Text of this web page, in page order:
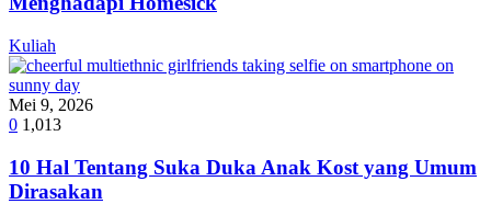
Kuliah
Mei 9, 2026
0 1,013
10 Hal Tentang Suka Duka Anak Kost yang Umum
Dirasakan